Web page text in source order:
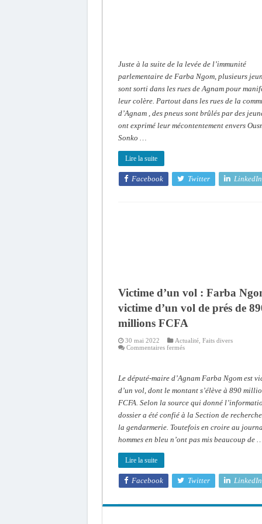
Juste à la suite de la levée de l’immunité
parlementaire de Farba Ngom, plusieurs
sont sorti dans les rues de Agnam pour
leur colère. Partout dans les rues de la
d’Agnam , des pneus sont brûlés par des
ont exprimé leur mécontentement envers
Sonko …
Lire la suite
Facebook Twitter LinkedIn
Victime d’un vol : Farba
victime d’un vol de prés de
millions FCFA
30 mai 2022 Actualité, Faits divers
Commentaires ferméssur
Farba
Ngom
d’un
de
prés
de
890
millions
Le député-maire d’Agnam Farba Ngom est
d’un vol, dont le montant s’élève à 890
FCFA. Selon la source qui donné
dossier a été confié à la Section de
la gendarmerie. Toutefois en croire au
hommes en bleu n’ont pas mis beaucoup de …
Lire la suite
Facebook Twitter LinkedIn